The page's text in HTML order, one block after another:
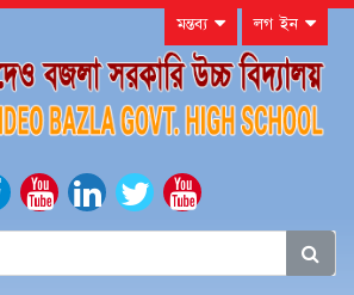
মন্তব্য লগ ইন